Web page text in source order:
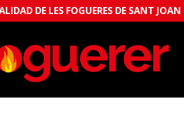
DE LES FOGUERES DE SANT JOAN